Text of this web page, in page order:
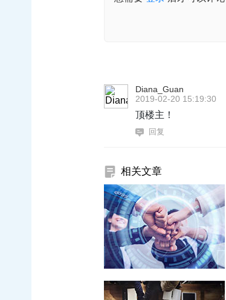
Diana_Guan
2019-02-20 15:19:30
顶楼主！
回复
相关文章